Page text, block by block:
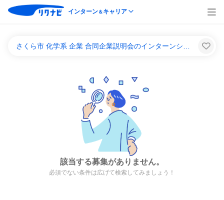
インターン＆キャリア
該当する募集がありません。
必須でない条件は広げて検索してみましょう！